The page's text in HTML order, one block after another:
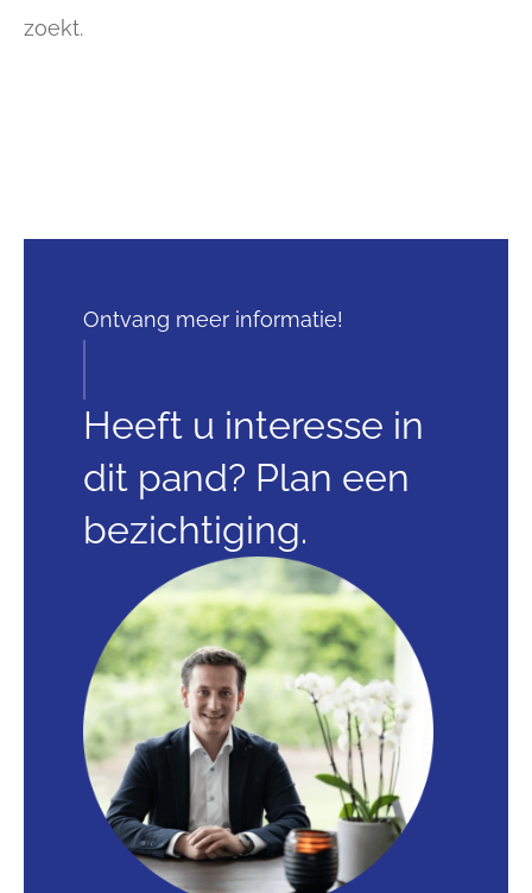
zoekt.
Ontvang meer informatie!
Heeft u interesse in
dit pand? Plan een
bezichtiging.